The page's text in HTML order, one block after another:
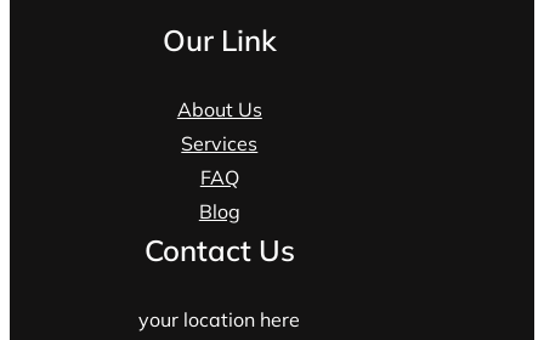
Our Link
About Us
Services
FAQ
Blog
Contact Us
your location here